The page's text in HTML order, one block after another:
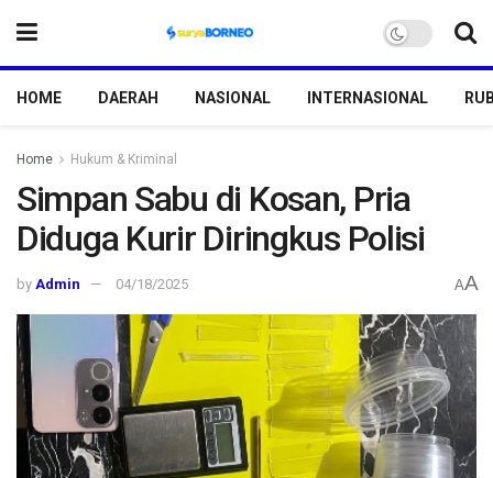
HOME DAERAH NASIONAL INTERNASIONAL
Home Hukum & Kriminal
Simpan Sabu di Kosan, Pria
Diduga Kurir Diringkus Polisi
by Admin 04/18/2025 AA